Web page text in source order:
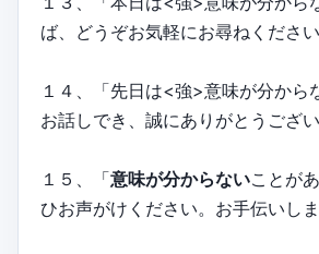
ば、どうぞお気軽にお尋ねください
１４、「先日は<強>意味が分から
お話しでき、誠にありがとうござい
１５、「意味が分からないことが
ひお声がけください。お手伝いしま